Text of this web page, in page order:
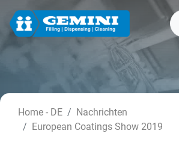
Home - DE
Nachrichten
European Coatings Show 2019